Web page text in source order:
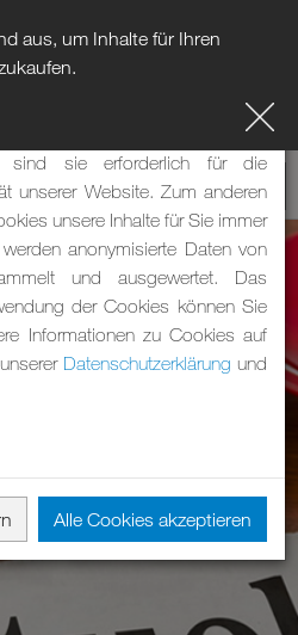
aus, um Inhalte für Ihren
Cookies. Diese haben zwei
sind sie erforderlich für die
unserer Website. Zum anderen
unsere Inhalte für Sie immer
anonymisierte Daten von
und ausgewertet. Das
der Cookies können Sie
Informationen zu Cookies auf
Datenschutzerklärung und
Alle Cookies akzeptieren